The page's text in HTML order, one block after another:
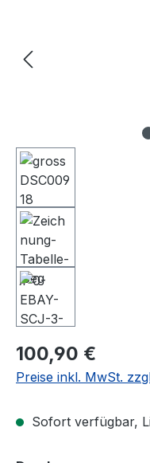
Regulärer Preis:
100,90 €
Preise inkl. MwSt.
Sofort verfügbar,